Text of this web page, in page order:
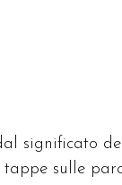
significato
tappe sulle